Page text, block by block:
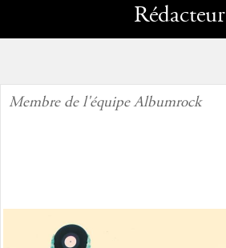
Rédacteur
Membre de l'équipe Albumrock